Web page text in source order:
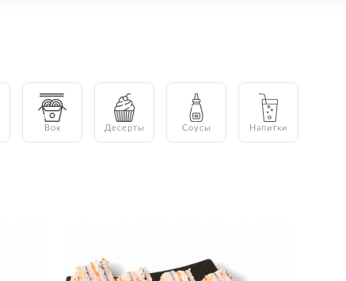
Вок Десерты Соусы Напитки